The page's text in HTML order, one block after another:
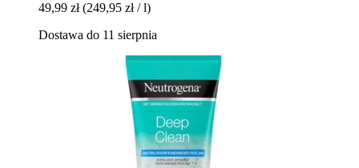
49,99 zł (249,95 zł / l)
Dostawa do 11 sierpnia